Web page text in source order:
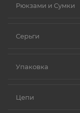
Рюкзами и Сумки
Серьги
Упаковка
Цепи